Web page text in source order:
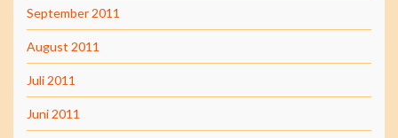
September 2011
August 2011
Juli 2011
Juni 2011